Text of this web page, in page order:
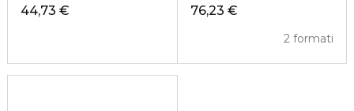
44,73 € 76,23 €
2 formati